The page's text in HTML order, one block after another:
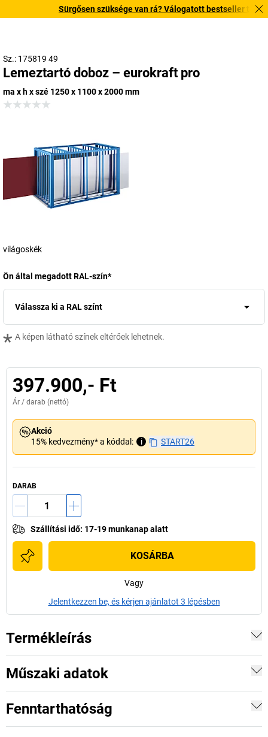
Sürgősen szüksége van rá? Válogatott bestseller
Sz.: 175819 49
Lemeztartó doboz – eurokraft pro
ma x h x szé 1250 x 1100 x 2000 mm
világoskék
Ön által megadott RAL-szín*
Válassza ki a RAL színt
* A képen látható színek eltérőek lehetnek.
397.900,- Ft
Ár / darab (nettó)
Akció
15% kedvezmény* a kóddal:
i START26
DARAB
Szállítási idő: 17-19 munkanap alatt
KOSÁRBA
Vagy
Jelentkezzen be, és kérjen ajánlatot 3 lépésben
Termékleírás
Műszaki adatok
Fenntarthatóság